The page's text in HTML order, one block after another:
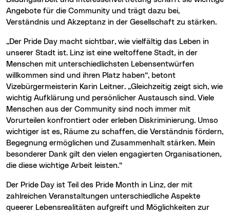
Angebote für die Community und trägt dazu bei,
Verständnis und Akzeptanz in der Gesellschaft zu stärken.
„Der Pride Day macht sichtbar, wie vielfältig das Leben in
unserer Stadt ist. Linz ist eine weltoffene Stadt, in der
Menschen mit unterschiedlichsten Lebensentwürfen
willkommen sind und ihren Platz haben“, betont
Vizebürgermeisterin Karin Leitner. „Gleichzeitig zeigt sich, wie
wichtig Aufklärung und persönlicher Austausch sind. Viele
Menschen aus der Community sind noch immer mit
Vorurteilen konfrontiert oder erleben Diskriminierung. Umso
wichtiger ist es, Räume zu schaffen, die Verständnis fördern,
Begegnung ermöglichen und Zusammenhalt stärken. Mein
besonderer Dank gilt den vielen engagierten Organisationen,
die diese wichtige Arbeit leisten.“
Der Pride Day ist Teil des Pride Month in Linz, der mit
zahlreichen Veranstaltungen unterschiedliche Aspekte
queerer Lebensrealitäten aufgreift und Möglichkeiten zur